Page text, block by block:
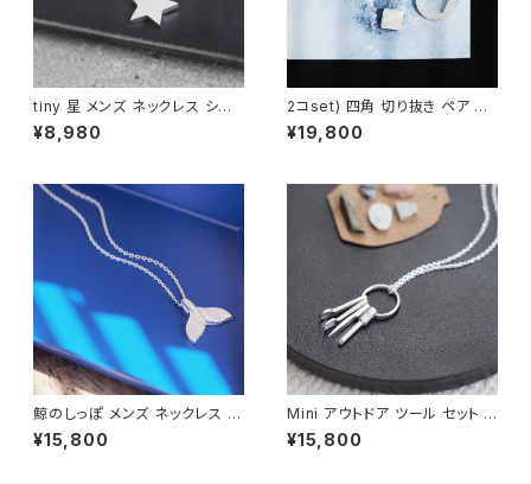
tiny 星 メンズ ネックレス シル
バー925
¥8,980
2コset) 四角 切り抜き ペア ネ
ックレス シルバー925
¥19,800
鯨のしっぽ メンズ ネックレス シ
ルバー925
¥15,800
Mini アウトドア ツール セット メ
ンズ ネックレス シルバー925
¥15,800